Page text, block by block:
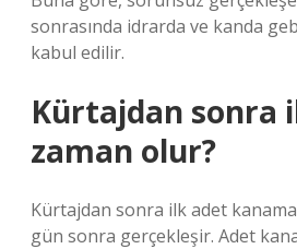
sonrasında idrarda ve kanda
kabul edilir.
Kürtajdan sonra
zaman olur?
Kürtajdan sonra ilk adet
gün sonra gerçekleşir. Adet